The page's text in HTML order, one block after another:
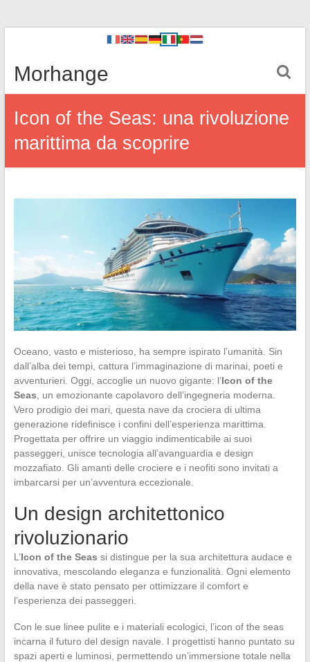
Morhange
Icon of the Seas: una rivoluzione
marittima da scoprire
Oceano, vasto e misterioso, ha sempre ispirato l’umanità. Sin
dall’alba dei tempi, cattura l’immaginazione di marinai, poeti e
avventurieri. Oggi, accoglie un nuovo gigante: l’Icon of the
Seas , un emozionante capolavoro dell’ingegneria moderna.
Vero prodigio dei mari, questa nave da crociera di ultima
generazione ridefinisce i confini dell’esperienza marittima.
Progettata per offrire un viaggio indimenticabile ai suoi
passeggeri, unisce tecnologia all’avanguardia e design
mozzafiato. Gli amanti delle crociere e i neofiti sono invitati a
imbarcarsi per un’avventura eccezionale.
Un design architettonico
rivoluzionario
L’Icon of the Seas si distingue per la sua architettura audace e
innovativa, mescolando eleganza e funzionalità. Ogni elemento
della nave è stato pensato per ottimizzare il comfort e
l’esperienza dei passeggeri.
Con le sue linee pulite e i materiali ecologici, l’icon of the seas
incarna il futuro del design navale. I progettisti hanno puntato su
spazi aperti e luminosi, permettendo un’immersione totale nella